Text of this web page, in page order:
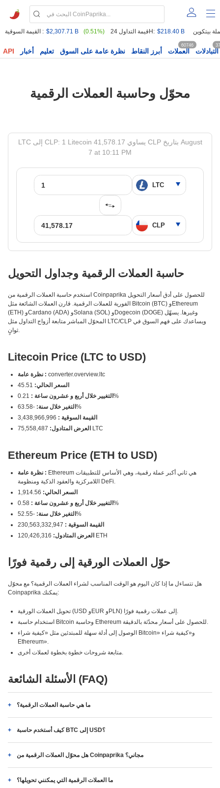
القيمة السوقية : $2,307.71 B (0.51%) قيمة التداول 24H: $218.40 B
API أخبار تعليم نظرة عامة على السوق أبرز النقاط العملات
60746
التبادلات
محوّل وحاسبة العملات الرقمية
LTC إلى CLP: 1 Litecoin يساوي 41,578.17 CLP بتاريخ August
7 at 10:11 PM
حاسبة العملات الرقمية وجداول التحويل
استخدم حاسبة العملات الرقمية من Coinpaprika للحصول على أدق أسعار التحويل
الفورية للعملات الرقمية. قارن العملات الشائعة مثل Bitcoin (BTC) وEthereum
(ETH) وCardano (ADA) وSolana (SOL) وDogecoin (DOGE) وغيرها. يسهّل
المحوّل المباشر متابعة أزواج التداول مثل LTC/CLP ويساعدك على فهم السوق في
ثوانٍ.
Litecoin Price (LTC to USD)
نظرة عامة : converter.overview.ltc
السعر الحالي:
التغيير خلال أربع و عشرون ساعة : 0.21%
التغير خلال سنة: -63.58%
القيمة السوقية :
العرض المتادول:
75,558,487 LTC
Ethereum Price (ETH to USD)
نظرة عامة : Ethereum هي ثاني أكبر عملة رقمية، وهي الأساس للتطبيقات
اللامركزية والعقود الذكية ومنظومة DeFi.
السعر الحالي:
التغيير خلال أربع و عشرون ساعة : 0.58%
التغير خلال سنة: -52.55%
القيمة السوقية :
العرض المتادول:
120,426,316 ETH
حوّل العملات الورقية إلى رقمية فورًا
هل تتساءل ما إذا كان اليوم هو الوقت المناسب لشراء العملات الرقمية؟ مع محوّل
Coinpaprika يمكنك:
تحويل العملات الورقية (USD وEUR وPLN) إلى عملات رقمية فورًا.
استخدام حاسبة Bitcoin وحاسبة Ethereum للحصول على أسعار محدّثة بالدقيقة.
الوصول إلى أدلة سهلة للمبتدئين مثل «كيفية شراء Bitcoin» و«كيفية شراء
Ethereum».
متابعة شروحات خطوة بخطوة لعملات أخرى.
الأسئلة الشائعة (FAQ)
ما هي حاسبة العملات الرقمية؟
كيف أستخدم حاسبة BTC إلى USD؟
هل محوّل العملات الرقمية من Coinpaprika مجاني؟
ما العملات الرقمية التي يمكنني تحويلها؟